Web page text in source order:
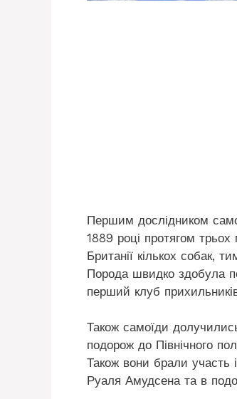
Першим дослідником
1889 році протягом
Британії кількох собак,
Порода швидко здобула
перший клуб
Також самоїди
подорож до Північного
Також вони брали участь
Руаля Амудсена та в